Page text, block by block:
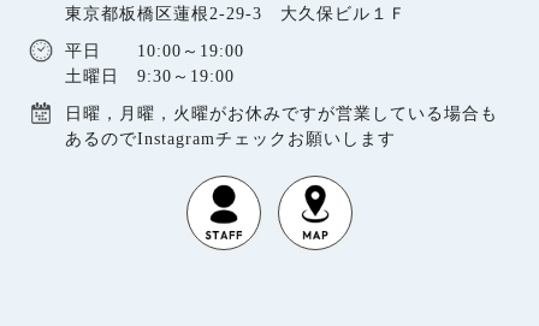
東京都板橋区蓮根2-29-3 大久保ビル１Ｆ
平日 10:00～19:00
土曜日 9:30～19:00
日曜，月曜，火曜がお休みですが営業している場合も
あるのでInstagramチェックお願いします